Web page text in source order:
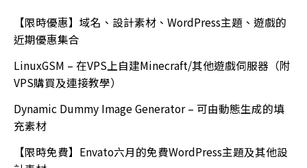
【限時優惠】域名、設計素材、WordPress主題、遊戲的
近期優惠集合
LinuxGSM – 在VPS上自建Minecraft/其他遊戲伺服器（附
VPS購買及連接教學）
Dynamic Dummy Image Generator – 可由動態生成的填
充素材
【限時免費】Envato六月的免費WordPress主題及其他設